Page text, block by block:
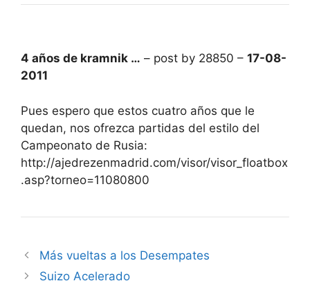
4 años de kramnik … – post by 28850 – 17-08-
2011
Pues espero que estos cuatro años que le
quedan, nos ofrezca partidas del estilo del
Campeonato de Rusia:
http://ajedrezenmadrid.com/visor/visor_floatbox
.asp?torneo=11080800
Más vueltas a los Desempates
Suizo Acelerado